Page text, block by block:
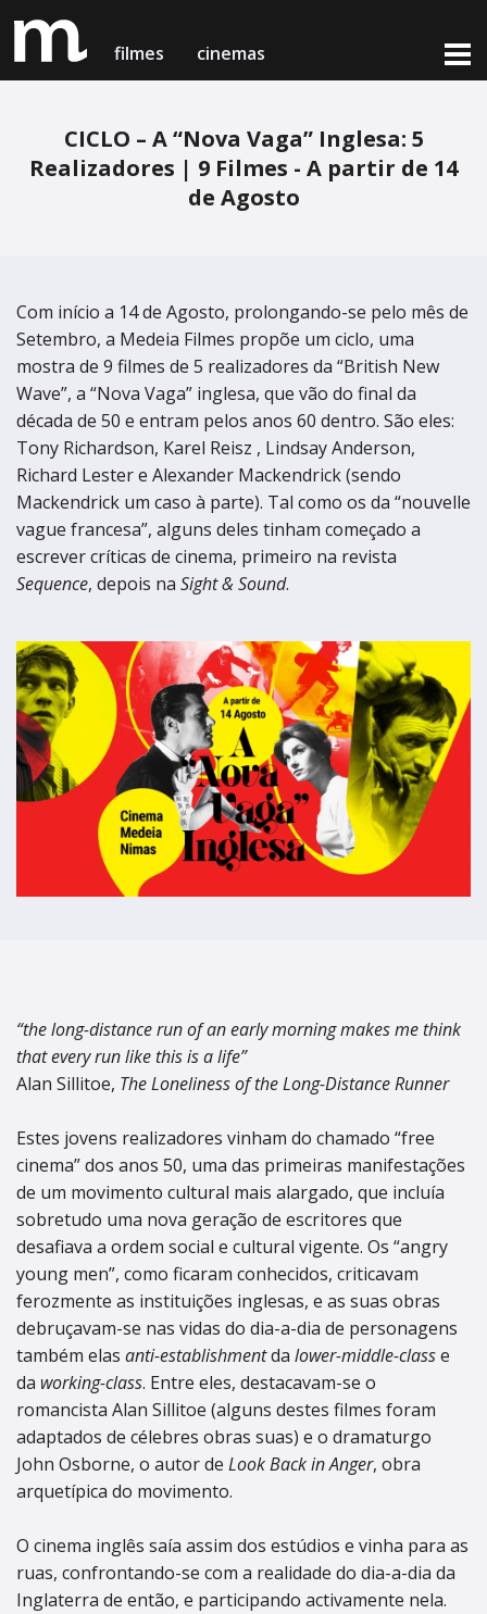
filmes cinemas
Porto
Teatro Campo Alegre
Setúbal
Cinema Charlot - Auditório Municipal
Figueira da Foz
Centro de Artes e Espectáculos
Braga
Coimbra
Teatro Académico Gil Vicente
filmes em exibição
cinemas & horários
Porto
Teatro Campo Alegre
Setúbal
Cinema Charlot - Auditório Municipal
Figueira da Foz
Centro de Artes e Espectáculos
Braga
Coimbra
Teatro Académico Gil Vicente
loja online
sobre nós & contactos
medeia card
termos de uso
CICLO – A “Nova Vaga” Inglesa: 5
Realizadores | 9 Filmes - A partir de 14
de Agosto
Com início a 14 de Agosto, prolongando-se pelo mês de
Setembro, a Medeia Filmes propõe um ciclo, uma
mostra de 9 filmes de 5 realizadores da “British New
Wave”, a “Nova Vaga” inglesa, que vão do final da
década de 50 e entram pelos anos 60 dentro. São eles:
Tony Richardson, Karel Reisz , Lindsay Anderson,
Richard Lester e Alexander Mackendrick (sendo
Mackendrick um caso à parte). Tal como os da “nouvelle
vague francesa”, alguns deles tinham começado a
escrever críticas de cinema, primeiro na revista
Sequence, depois na Sight & Sound.
“the long-distance run of an early morning makes me think
that every run like this is a life”
Alan Sillitoe, The Loneliness of the Long-Distance Runner
Estes jovens realizadores vinham do chamado “free
cinema” dos anos 50, uma das primeiras manifestações
de um movimento cultural mais alargado, que incluía
sobretudo uma nova geração de escritores que
desafiava a ordem social e cultural vigente. Os “angry
young men”, como ficaram conhecidos, criticavam
ferozmente as instituições inglesas, e as suas obras
debruçavam-se nas vidas do dia-a-dia de personagens
também elas anti-establishmentda lower-middle-classe
da working-class. Entre eles, destacavam-se o
romancista Alan Sillitoe (alguns destes filmes foram
adaptados de célebres obras suas) e o dramaturgo
John Osborne, o autor de Look Back in Anger, obra
arquetípica do movimento.
O cinema inglês saía assim dos estúdios e vinha para as
ruas, confrontando-se com a realidade do dia-a-dia da
Inglaterra de então, e participando activamente nela.